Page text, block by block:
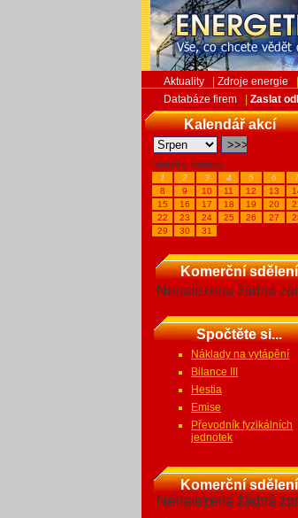
Aktuality
Zdroje energie
Databáze firem
Zaslat
Kalendář akcí
Veletrhy, Výstavy...
1
2 3 4 5 6
8
9 10 11 12 13
15
16 17 18 19 20
22
23 24 25 26 27
29
30 31
Komerční sdělení
Nenalezena žádná
Spočtěte si...
Náklady na vytápění
Bilance III
Hestia
Emise
Převodník fyzikálních
jednotek
Komerční sdělení
Nenalezena žádná